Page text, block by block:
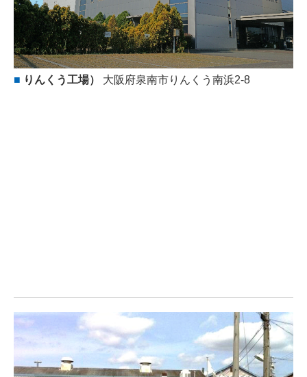
■ りんくう工場） 大阪府泉南市りんくう南浜2-8